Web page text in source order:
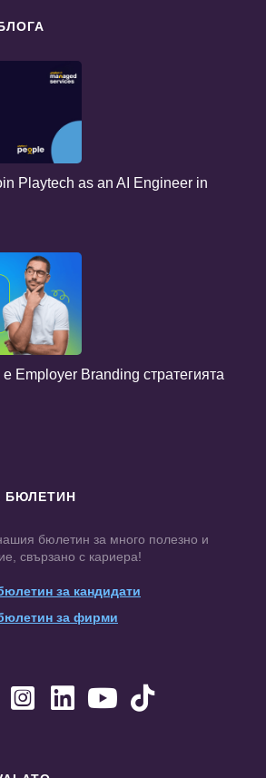
Playtech as an AI Engineer in
Employer Branding стратегията
БЮЛЕТИН
бюлетин за много полезно и
свързано с кариера!
за кандидати
за фирми
   